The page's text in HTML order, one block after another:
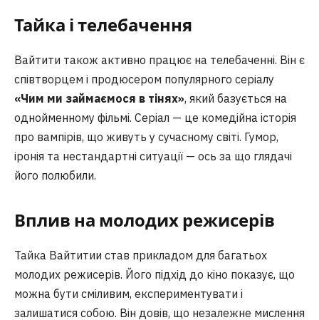
Тайка і телебачення
Вайтити також активно працює на телебаченні. Він є
співтворцем і продюсером популярного серіалу
«Чим ми займаємося в тінях», який базується на
однойменному фільмі. Серіал — це комедійна історія
про вампірів, що живуть у сучасному світі. Гумор,
іронія та нестандартні ситуації — ось за що глядачі
його полюбили.
Вплив на молодих режисерів
Тайка Вайтитии став прикладом для багатьох
молодих режисерів. Його підхід до кіно показує, що
можна бути сміливим, експериментувати і
залишатися собою. Він довів, що незалежне мислення